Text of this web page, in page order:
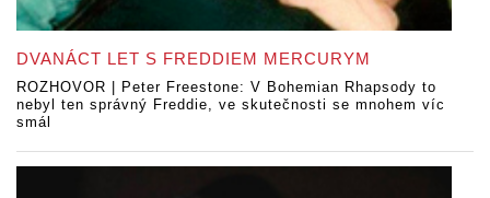
DVANÁCT LET S FREDDIEM MERCURYM
ROZHOVOR | Peter Freestone: V Bohemian Rhapsody to
nebyl ten správný Freddie, ve skutečnosti se mnohem víc
smál